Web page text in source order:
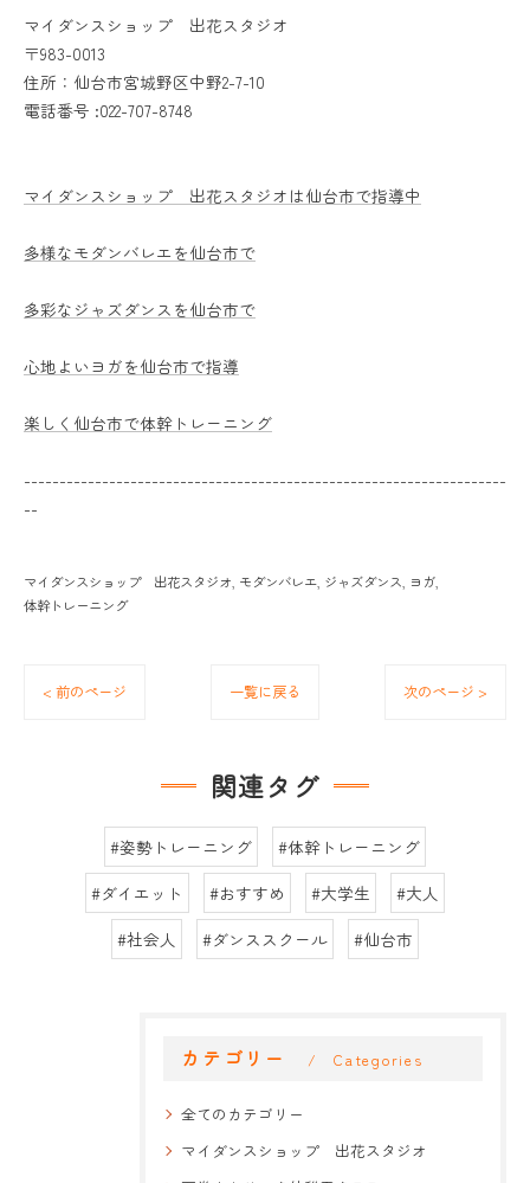
マイダンスショップ 出花スタジオ
〒983-0013
住所：仙台市宮城野区中野2-7-10
電話番号 :022-707-8748
マイダンスショップ 出花スタジオは仙台市で指導中
多様なモダンバレエを仙台市で
多彩なジャズダンスを仙台市で
心地よいヨガを仙台市で指導
楽しく仙台市で体幹トレーニング
--------------------------------------------------------------------
--
マイダンスショップ 出花スタジオ モダンバレエ ジャズダンス ヨガ
体幹トレーニング
< 前のページ 一覧に戻る 次のページ >
関連タグ
#姿勢トレーニング
#体幹トレーニング
#ダイエット
#おすすめ #大学生
#大人
#社会人
#ダンススクール #仙台市
カテゴリー Categories
全てのカテゴリー
マイダンスショップ 出花スタジオ